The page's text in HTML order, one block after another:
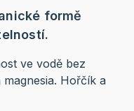
formě
ve vodě bez
Hořčík a